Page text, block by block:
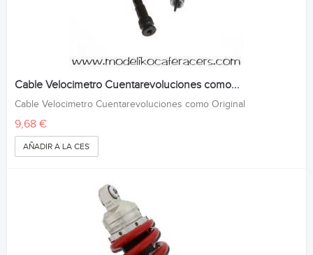
Cable Velocimetro Cuentarevoluciones como...
Cable Velocimetro Cuentarevoluciones como Original
9,68 €
AÑADIR A LA CESTA